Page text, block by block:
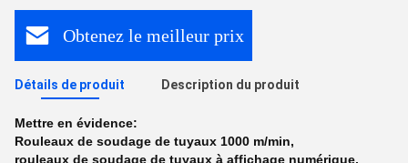
Obtenez le meilleur prix
Détails de produit Description du produit
Mettre en évidence:
Rouleaux de soudage de tuyaux 1000 m/min,
rouleaux de soudage de tuyaux à affichage numérique,